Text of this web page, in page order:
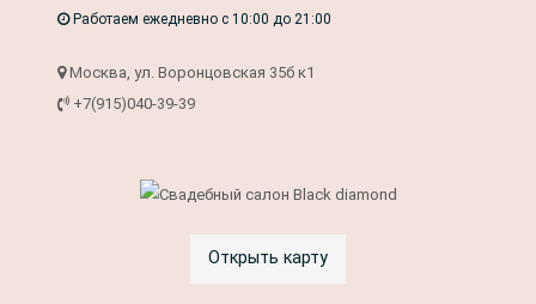
Работаем ежедневно с 10:00 до 21:00
Москва, ул. Воронцовская 35б к1
+7(915)040-39-39
Открыть карту